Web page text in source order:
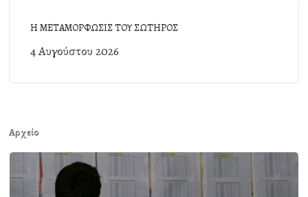
Η ΜΕΤΑΜΟΡΦΩΣΙΣ ΤΟΥ ΣΩΤΗΡΟΣ
4 Αυγούστου 2026
Αρχείο